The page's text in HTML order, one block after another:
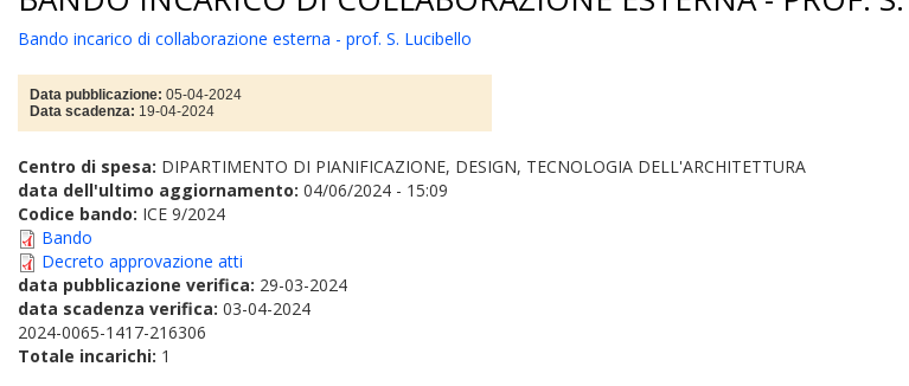
Bando incarico di collaborazione esterna - prof. S. Lucibello
Data pubblicazione: 05-04-2024
Data scadenza: 19-04-2024
Centro di spesa: DIPARTIMENTO DI PIANIFICAZIONE, DESIGN, TECNOLOGIA DELL'ARCHITETTURA
data dell'ultimo aggiornamento: 04/06/2024 - 15:09
Codice bando: ICE 9/2024
Bando
Decreto approvazione atti
data pubblicazione verifica: 29-03-2024
data scadenza verifica: 03-04-2024
2024-0065-1417-216306
Totale incarichi: 1